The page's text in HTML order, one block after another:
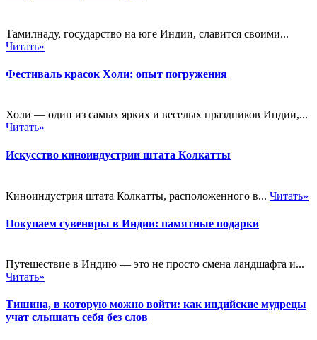
Тамилнаду, государство на юге Индии, славится своими...
Читать»
Фестиваль красок Холи: опыт погружения
Холи — один из самых ярких и веселых праздников Индии,...
Читать»
Искусство киноиндустрии штата Колкатты
Киноиндустрия штата Колкатты, расположенного в... Читать»
Покупаем сувениры в Индии: памятные подарки
Путешествие в Индию — это не просто смена ландшафта и...
Читать»
Тишина, в которую можно войти: как индийские мудрецы
учат слышать себя без слов